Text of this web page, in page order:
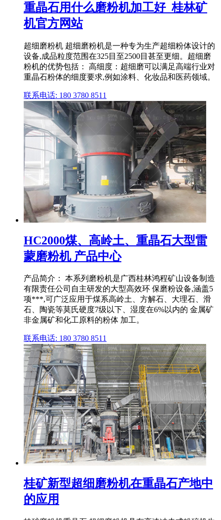
重晶石用什么磨粉机加工好_桂林矿
机官方网站
超细磨粉机 超细磨粉机是一种专为生产超细粉体设计的
设备,成品粒度范围在325目至2500目甚至更细。超细磨
粉机的优势包括： 高细度：超细磨可以满足高端行业对
重晶石粉体的细度要求,例如涂料、化妆品和医药领域。
联系电话: 180 3780 8511
HC2000煤、高岭土、重晶石大型雷
蒙磨粉机 产品中心
产品简介： 本系列磨粉机是广西桂林鸿程矿山设备制造
有限责任公司自主研发的大型高效环 保磨粉设备,涵盖5
项***,可广泛应用于煤系高岭土、方解石、大理石、滑
石、陶瓷等莫氏硬度7级以下、湿度在6%以内的 金属矿
非金属矿和化工原料的粉体 加工。
联系电话: 180 3780 8511
桂矿新型超细磨粉机在重晶石产地中
的应用